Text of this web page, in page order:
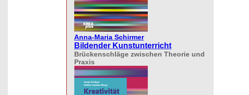
Anna-Maria Schirmer
Bildender Kunstunterricht
Brückenschläge zwischen Theorie und
Praxis